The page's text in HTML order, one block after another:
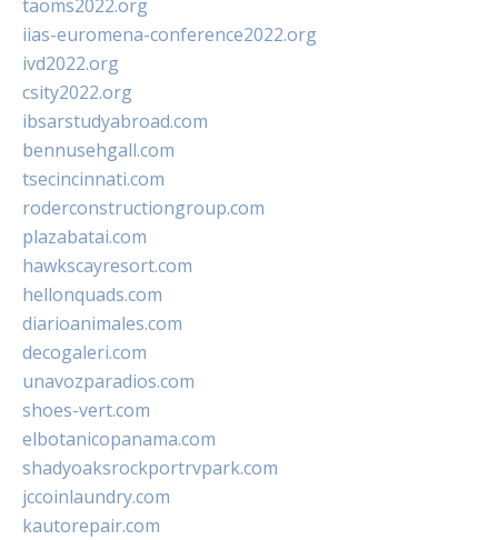
taoms2022.org
iias-euromena-conference2022.org
ivd2022.org
csity2022.org
ibsarstudyabroad.com
bennusehgall.com
tsecincinnati.com
roderconstructiongroup.com
plazabatai.com
hawkscayresort.com
hellonquads.com
diarioanimales.com
decogaleri.com
unavozparadios.com
shoes-vert.com
elbotanicopanama.com
shadyoaksrockportrvpark.com
jccoinlaundry.com
kautorepair.com